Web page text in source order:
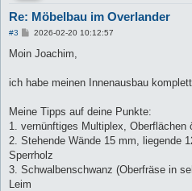
Re: Möbelbau im Overlander
#3
B
i
a
2026-02-20 10:12:57
Moin Joachim,
ich habe meinen Innenausbau
Meine Tipps auf deine Punkte:
1. vernünftiges Multiplex, Oberflächen
2. Stehende Wände 15 mm, liegende
Sperrholz
3. Schwalbenschwanz (Oberfräse in
Leim